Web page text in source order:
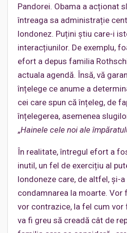
Pandorei. Obama a acționat
întreaga sa administrație
londonez. Puțini știu care-i
interacțiunilor. De exemplu,
efort a depus familia
actuala agendă. Însă, vă
înțelege ce anume a
cei care spun că înțeleg, de
înțelegerea, asemenea
„Hainele cele noi ale
În realitate, întregul efort a
inutil, un fel de exercițiu al
londoneze care, de altfel, și-
condamnarea la moarte. Vor
vor contrazice, la fel cum
va fi greu să creadă cât de